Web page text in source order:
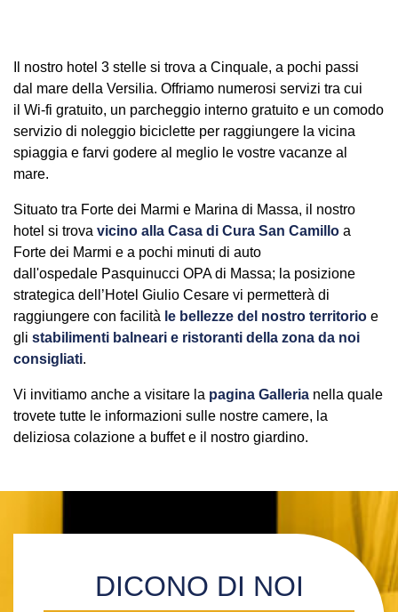
Il nostro hotel 3 stelle si trova a Cinquale, a pochi passi
dal mare della Versilia. Offriamo numerosi servizi tra cui
il Wi-fi gratuito, un parcheggio interno gratuito e un comodo
servizio di noleggio biciclette per raggiungere la vicina
spiaggia e farvi godere al meglio le vostre vacanze al
mare.
Situato tra Forte dei Marmi e Marina di Massa, il nostro
hotel si trova vicino alla Casa di Cura San Camillo a
Forte dei Marmi e a pochi minuti di auto
dall'ospedale Pasquinucci OPA di Massa; la posizione
strategica dell’Hotel Giulio Cesare vi permetterà di
raggiungere con facilità le bellezze del nostro territorio e
gli stabilimenti balneari e ristoranti della zona da noi
consigliati.
Vi invitiamo anche a visitare la pagina Galleria nella quale
trovete tutte le informazioni sulle nostre camere, la
deliziosa colazione a buffet e il nostro giardino.
DICONO DI NOI